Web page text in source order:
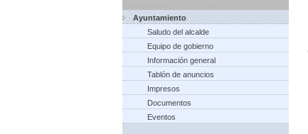
Ayuntamiento
Saludo del alcalde
Equipo de gobierno
Información general
Tablón de anuncios
Impresos
Documentos
Eventos